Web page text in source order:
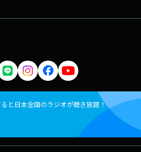
と日本全国のラジオが聴き放題！